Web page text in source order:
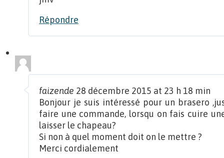
Répondre
faizende 28 décembre 2015 at 23 h 18 min
Bonjour je suis intéressé pour un brasero
faire une commande, lorsqu on fais cuire
laisser le chapeau?
Si non à quel moment doit on le mettre ?
Merci cordialement